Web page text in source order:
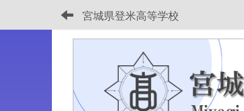
宮城県登米高等学校